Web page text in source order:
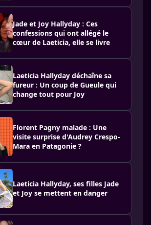
Jade et Joy Hallyday : Ces
confessions qui ont allégé le
cœur de Laeticia, elle se livre
Laeticia Hallyday déchaîne sa
fureur : Un coup de Gueule qui
change tout pour Joy
Florent Pagny malade : Une
visite surprise d'Audrey Crespo-
Mara en Patagonie ?
Laeticia Hallyday, ses filles Jade
et Joy se mettent en danger